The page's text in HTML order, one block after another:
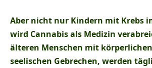
Aber nicht nur Kindern mit Krebs
wird Cannabis als Medizin
älteren Menschen mit
seelischen Gebrechen, werden